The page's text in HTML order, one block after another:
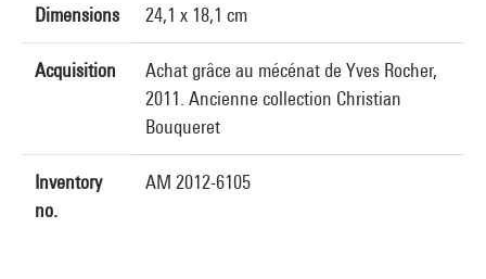
Dimensions 24,1 x 18,1 cm
Acquisition
Achat grâce au mécénat de Yves Rocher,
2011. Ancienne collection Christian
Bouqueret
Inventory
no.
AM 2012-6105